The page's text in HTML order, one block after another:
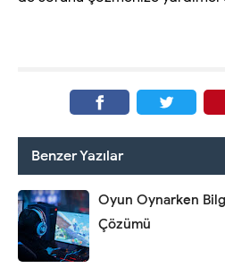
Benzer Yazılar
Oyun Oynarken
Çözümü